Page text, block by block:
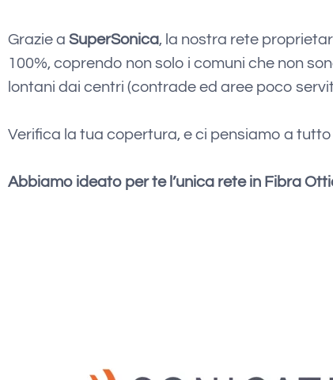
Grazie a SuperSonica, la nostra rete
100%, coprendo non solo i comuni che non
lontani dai centri (contrade ed aree poco
Verifica la tua copertura, e ci pensiamo a tutto
Abbiamo ideato per te l’unica rete in Fibra